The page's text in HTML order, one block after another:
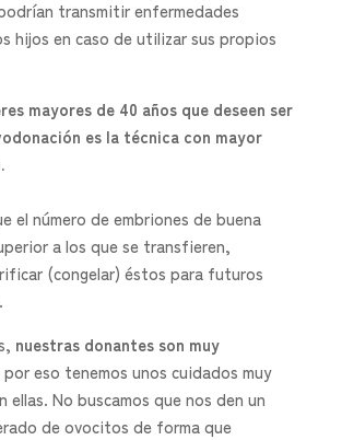
transmitir enfermedades
hijos en caso de utilizar sus propios
mayores de 40 años que deseen ser
es la técnica con mayor
el número de embriones de buena
a los que se transfieren,
(congelar) éstos para futuros
nuestras donantes son muy
eso tenemos unos cuidados muy
ellas. No buscamos que nos den un
de ovocitos de forma que